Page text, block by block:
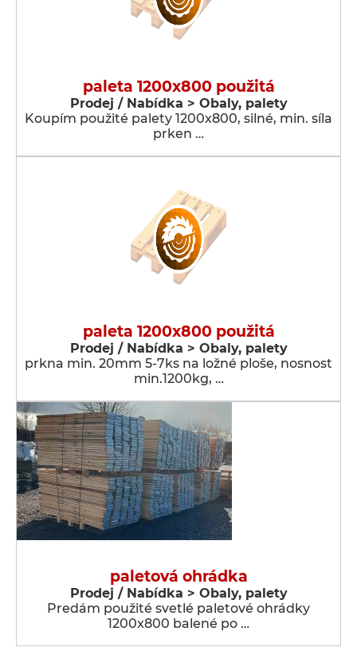
paleta 1200x800 použitá
Prodej / Nabídka > Obaly, palety
Koupím použité palety 1200x800, silné, min. síla
prken …
paleta 1200x800 použitá
Prodej / Nabídka > Obaly, palety
prkna min. 20mm 5-7ks na ložné ploše, nosnost
min.1200kg, …
paletová ohrádka
Prodej / Nabídka > Obaly, palety
Predám použité svetlé paletové ohrádky
1200x800 balené po …